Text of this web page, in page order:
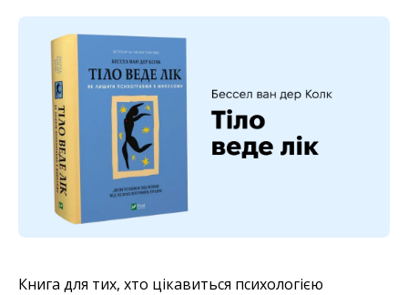
Книга для тих, хто цікавиться психологією